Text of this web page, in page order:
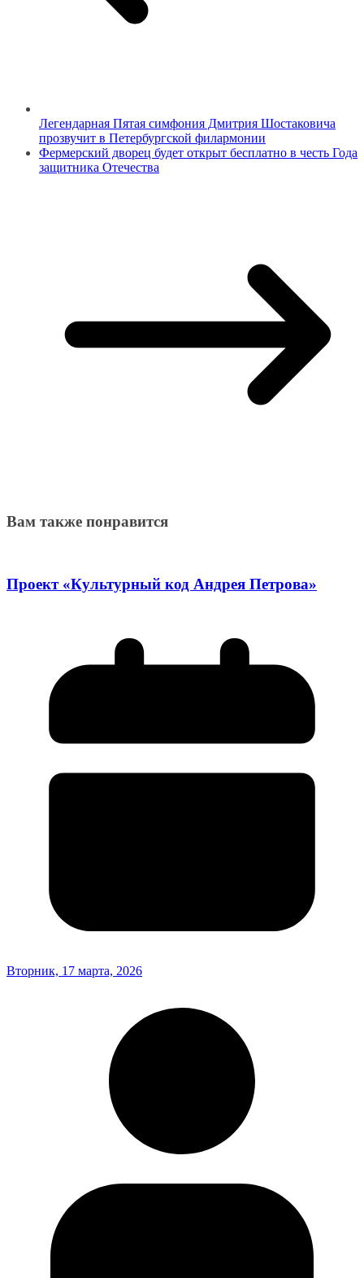
Легендарная Пятая симфония Дмитрия Шостаковича
прозвучит в Петербургской филармонии
Фермерский дворец будет открыт бесплатно в честь Года
защитника Отечества
Вам также понравится
Проект «Культурный код Андрея Петрова»
Вторник, 17 марта, 2026